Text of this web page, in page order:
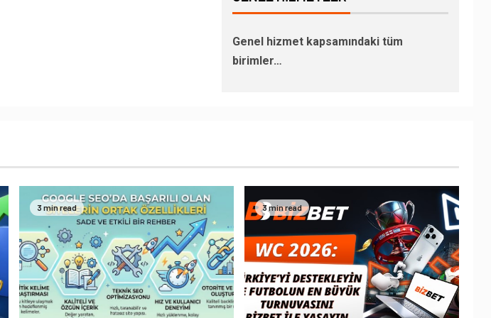
Genel hizmet kapsamındaki tüm
birimler…
3 min read 3 min read